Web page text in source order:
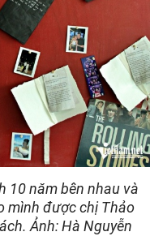
10 năm bên nhau và
mình được chị Thảo
Ảnh: Hà Nguyễn